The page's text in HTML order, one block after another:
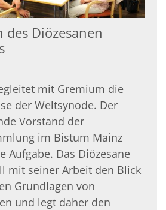
des Diözesanen
mit Gremium die
der Weltsynode. Der
Vorstand der
im Bistum Mainz
Aufgabe. Das Diözesane
mit seiner Arbeit den Blick
Grundlagen von
und legt daher den